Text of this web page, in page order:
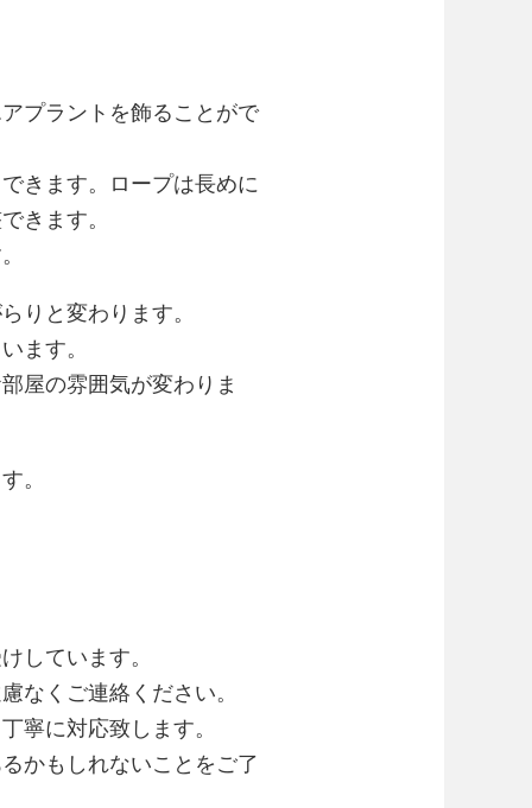
プラントを飾ることがで
きます。ロープは長めに
きます。
りと変わります。
ます。
屋の雰囲気が変わりま
。
しています。
なくご連絡ください。
寧に対応致します。
かもしれないことをご了